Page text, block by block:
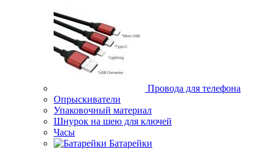
Провода для телефона
Опрыскиватели
Упаковочный материал
Шнурок на шею для ключей
Часы
Батарейки